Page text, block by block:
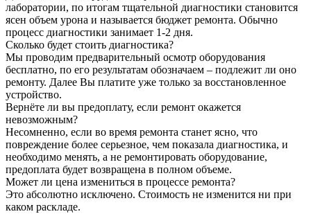
лаборатории, по итогам тщательной диагностики становится
ясен объем урона и называется бюджет ремонта. Обычно
процесс диагностики занимает 1-2 дня.
Сколько будет стоить диагностика?
Мы проводим предварительный осмотр оборудования
бесплатно, по его результатам обозначаем – подлежит ли оно
ремонту. Далее Вы платите уже только за восстановленное
устройство.
Вернёте ли вы предоплату, если ремонт окажется
невозможным?
Несомненно, если во время ремонта станет ясно, что
повреждение более серьезное, чем показала диагностика, и
необходимо менять, а не ремонтировать оборудование,
предоплата будет возвращена в полном объеме.
Может ли цена измениться в процессе ремонта?
Это абсолютно исключено. Стоимость не изменится ни при
каком раскладе.